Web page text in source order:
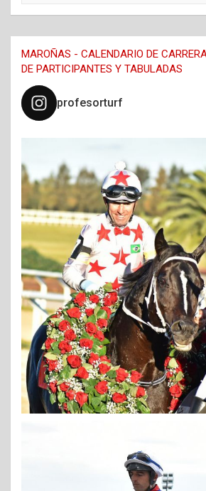
c
h
MAROÑAS - CALENDARIO DE
DE PARTICIPANTES Y TABULADAS
profesorturf